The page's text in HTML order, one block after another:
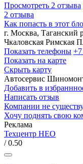
Просмотреть 2 отзыва
2 отзыва
Как попасть в этот
г. Москва, Таганский
Чкаловская Римская
Показать телефоны
Показать на карте
Скрыть карту
Автосервис
Добавить в
Написать отзыв
Компании не
Хочу поднять свою
Реклама
Техцентр НЕО
/ 0.50